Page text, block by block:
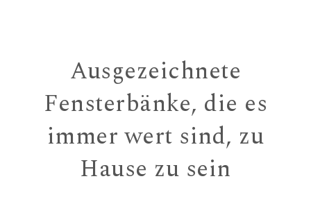
Ausgezeichnete
Fensterbänke, die es
immer wert sind, zu
Hause zu sein